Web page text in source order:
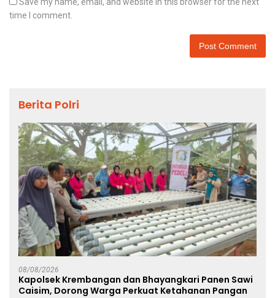
time I comment.
Berita Polri
08/08/2026
Kapolsek Krembangan dan Bhayangkari Panen Sawi
Caisim, Dorong Warga Perkuat Ketahanan Pangan